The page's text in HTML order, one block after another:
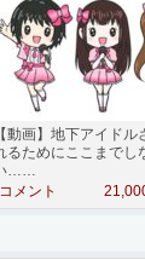
【動画】地下アイド
るためにここまでし
……
メント